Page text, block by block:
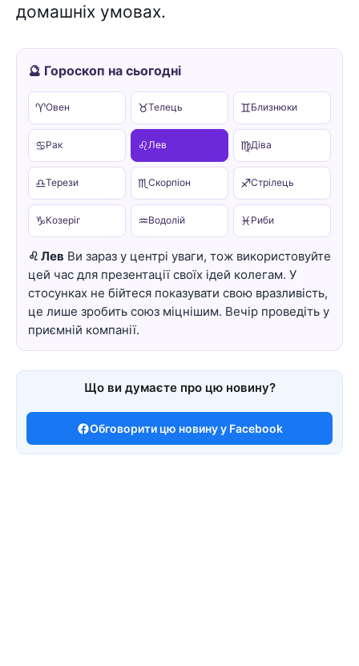
домашніх умовах.
🔮 Гороскоп на сьогодні
♈Овен ♉Телець ♊Близнюки
♋Рак ♌Лев ♍Діва
♎Терези ♏Скорпіон ♐Стрілець
♑Козеріг ♒Водолій ♓ Риби
♌ Лев Ви зараз у центрі уваги, тож використовуйте
цей час для презентації своїх ідей колегам. У
стосунках не бійтеся показувати свою вразливість,
це лише зробить союз міцнішим. Вечір проведіть у
приємній компанії.
Що ви думаєте про цю новину?
Обговорити цю новину у Facebook